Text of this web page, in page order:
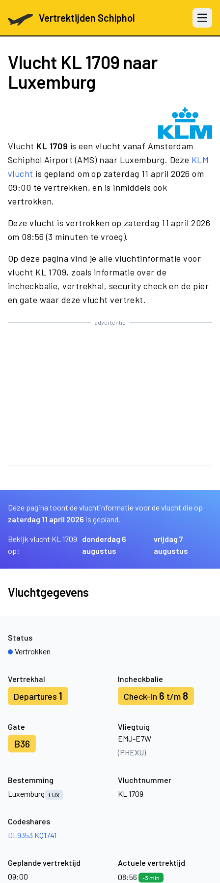
Vertrektijden Schiphol Open
Vlucht KL 1709 naar
Luxemburg
Vlucht KL 1709 is een vlucht vanaf Amsterdam
Schiphol Airport (AMS) naar Luxemburg. Deze KLM
vlucht is gepland om op zaterdag 11 april 2026 om
09:00 te vertrekken, en is inmiddels ook
vertrokken.
Deze vlucht is vertrokken op zaterdag 11 april 2026
om 08:56 (3 minuten te vroeg).
Op deze pagina vind je alle vluchtinformatie voor
vlucht KL 1709, zoals informatie over de
incheckbalie, vertrekhal, security check en de pier
en gate waar deze vlucht vertrekt.
advertentie
Deze pagina toont de vluchtinformatie voor de vlucht die op
zaterdag 11 april 2026 is gepland.
Bekijk vlucht KL 1709
op:
donderdag 6
augustus
vrijdag 7
augustus
Vluchtgegevens
Vertrekhal
Departures 1
Incheckbalie
Check-in 6 t/m 8
Gate
B36
Vliegtuig
EMJ-E7W
(PHEXU)
Status
Vertrokken
Bestemming
Luxemburg
LUX
Vluchtnummer
KL 1709
Codeshares
DL9353 KQ1741
Geplande vertrektijd
09:00
Actuele vertrektijd
08:56
-3 min